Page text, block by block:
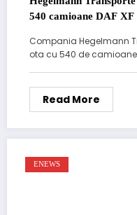
540 camioane DAF XF
Compania Hegelmann
ota cu 540 de camioane
Read More
ENEWS